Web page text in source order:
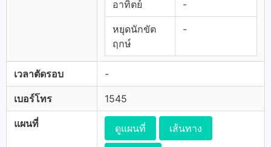
อาทิตย์ -
หยุดนักขัต
ฤกษ์
-
เวลาตัดรอบ -
เบอร์โทร 1545
แผนที่ ดูแผนที่ เส้นทาง